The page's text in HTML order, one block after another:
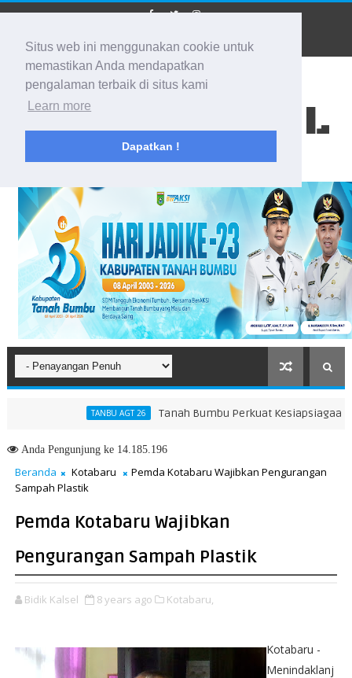
Situs web ini menggunakan cookie untuk
memastikan Anda mendapatkan
pengalaman terbaik di situs kami
Learn more
Dapatkan !
BIDIK KALSEL
Membidik Ke Segala Arah
TANBU AGT 26 Tanah Bumbu Perkuat Kesiapsiagaan
AndaPengunjung ke 14.185.196
Beranda Kotabaru
Pemda Kotabaru Wajibkan Pengurangan
Sampah Plastik
Pemda Kotabaru Wajibkan
Pengurangan Sampah Plastik
Bidik Kalsel 8 years ago Kotabaru,
Kotabaru -
Menindaklanj